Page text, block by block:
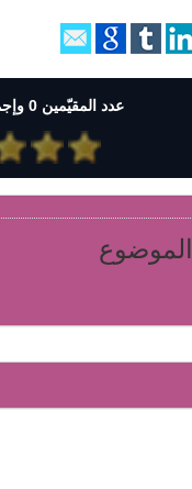
عدد المقيّمين 0 وإجمالي التقييمات 0